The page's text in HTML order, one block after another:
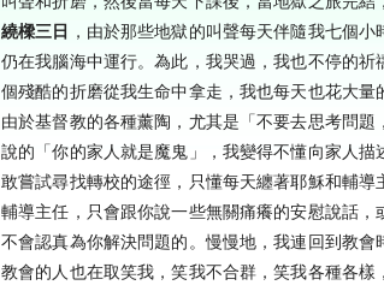
繞樑三日
，由於那些地獄的叫聲每天伴隨我七個
仍在我腦海中運行。為此，我哭過，我也不停的
個殘酷的折磨從我生命中拿走，我也每天也花大量
由於基督教的各種薰陶，尤其是「不要去思考問
說的「你的家人就是魔鬼」，我變得不懂向家人
敢嘗試尋找轉校的途徑，只懂每天纏著耶穌和輔
輔導主任，只會跟你說一些無關痛癢的安慰說話，
不會認真為你解決問題的。慢慢地，我連回到教
教會的人也在取笑我，笑我不合群，笑我各種各